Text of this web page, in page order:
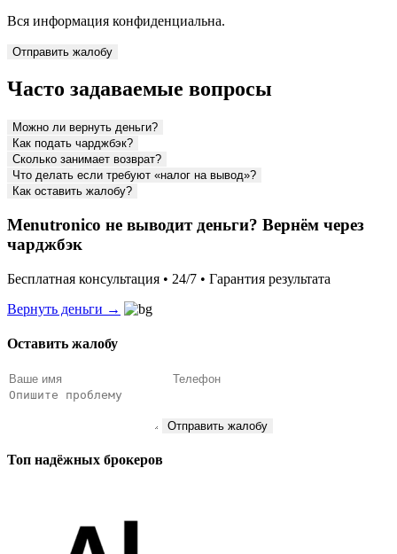
Вся информация конфиденциальна.
Отправить жалобу
Часто задаваемые вопросы
Можно ли вернуть деньги?
Как подать чарджбэк?
Сколько занимает возврат?
Что делать если требуют «налог на вывод»?
Как оставить жалобу?
Menutronico не выводит деньги? Вернём через
чарджбэк
Бесплатная консультация • 24/7 • Гарантия результата
Вернуть деньги →
Оставить жалобу
Отправить жалобу
Топ надёжных брокеров